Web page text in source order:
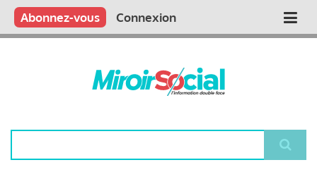
Aller
contenu
Main
Qui sommes nous ?
Vous publiez
Nous publions
Contactez-nous
Abonnez-vous Connexion